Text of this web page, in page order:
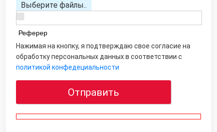
Выберите файлы..
Реферер
Нажимая на кнопку, я подтверждаю свое согласие на
обработку персональных данных в соответствии с
политикой конфедециальности
Отправить